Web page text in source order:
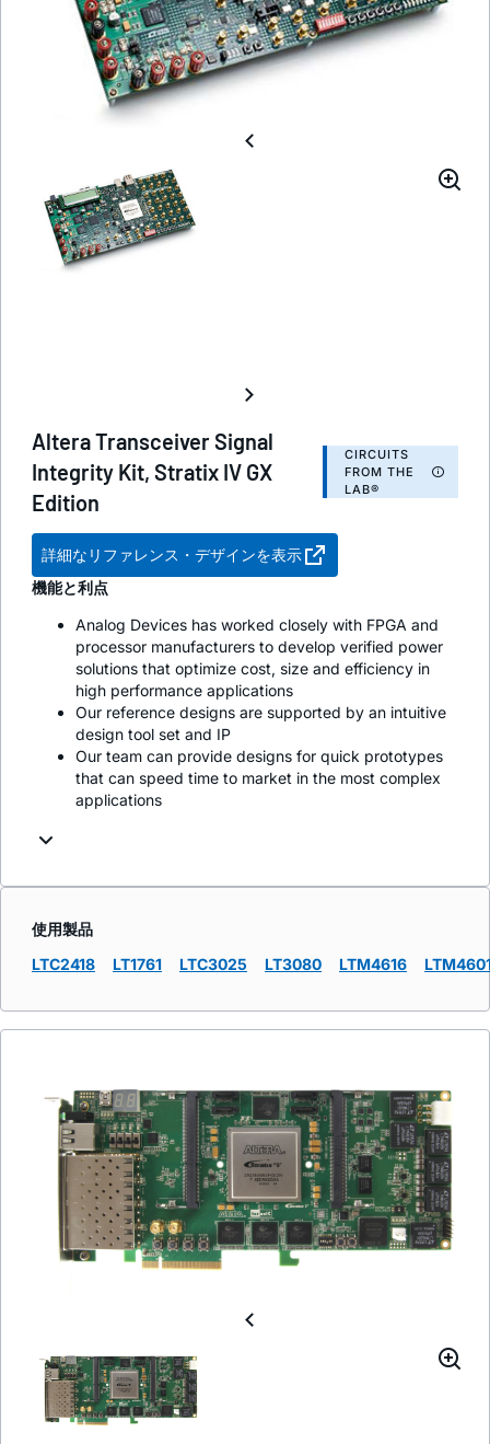
Altera Transceiver Signal
Integrity Kit, Stratix IV GX
Edition
CIRCUITS
FROM THE
LAB®
詳細なリファレンス・デザインを表示
機能と利点
Analog Devices has worked closely with FPGA and
processor manufacturers to develop verified power
solutions that optimize cost, size and efficiency in
high performance applications
Our reference designs are supported by an intuitive
design tool set and IP
Our team can provide designs for quick prototypes
that can speed time to market in the most complex
applications
使用製品
LTC2418
LT1761 LTC3025 LT3080 LTM4616